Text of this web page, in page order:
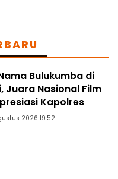
Bulukumba di
Juara Nasional Film
Kapolres
2026 19:52